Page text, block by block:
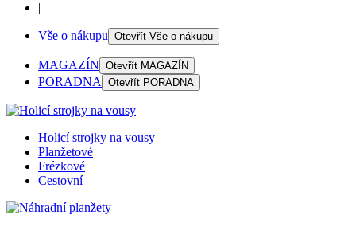
|
Vše o nákupu Otevřít Vše o nákupu
MAGAZÍN Otevřít MAGAZÍN
PORADNA Otevřít PORADNA
Holicí strojky na vousy
Planžetové
Frézkové
Cestovní